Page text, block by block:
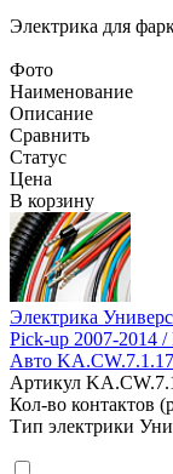
Электрика для
Фото
Наименование
Описание
Сравнить
Статус
Цена
В корзину
Электрика
Pick-up 2007-2014
Авто
Артикул
Кол-во контактов
Тип электрики